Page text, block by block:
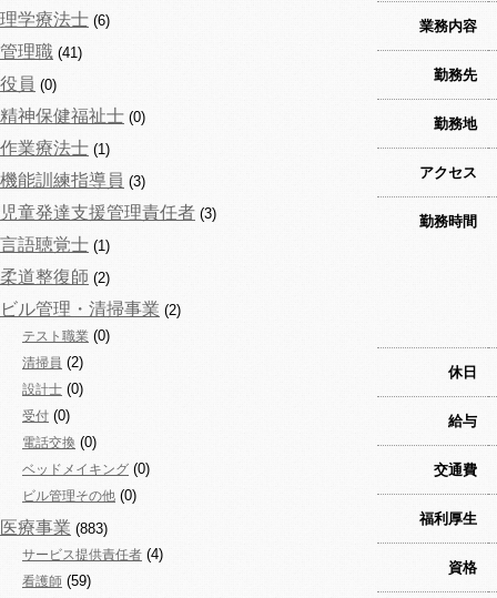
理学療法士 (6)
管理職 (41)
役員 (0)
精神保健福祉士 (0)
作業療法士 (1)
機能訓練指導員 (3)
児童発達支援管理責任者 (3)
言語聴覚士 (1)
柔道整復師 (2)
ビル管理・清掃事業 (2)
テスト職業 (0)
清掃員 (2)
設計士 (0)
受付 (0)
電話交換 (0)
ベッドメイキング (0)
ビル管理その他 (0)
医療事業 (883)
サービス提供責任者 (4)
看護師 (59)
業務内容
勤務先
勤務地
アクセス
勤務時間
休日
給与
交通費
福利厚生
資格